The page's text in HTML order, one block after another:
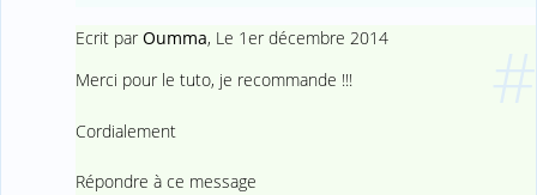
Ecrit par Oumma, Le 1er décembre 2014
Merci pour le tuto, je recommande !!!
Cordialement
Répondre à ce message